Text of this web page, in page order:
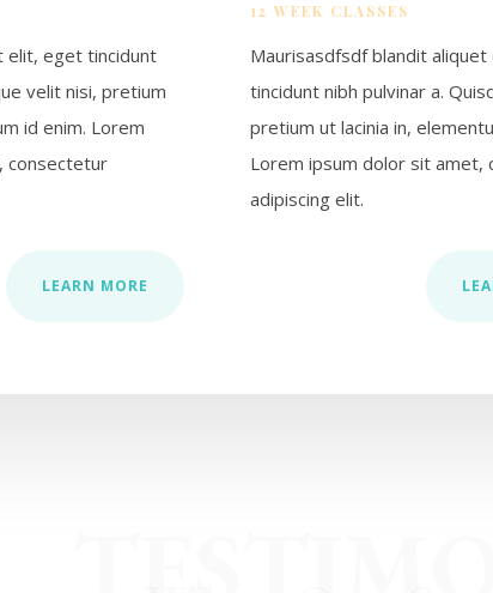
elit, eget tincidunt
velit nisi, pretium
id enim. Lorem
consectetur
LEARN MORE
12 WEEK CLASSES
Maurisasdfsdf blandit
tincidunt nibh pulvinar a.
pretium ut lacinia in,
Lorem ipsum dolor sit amet,
adipiscing elit.